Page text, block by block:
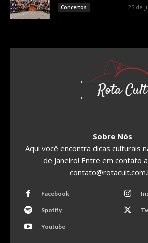
Concertos - 25 de
Sobre Nós
Aqui você encontra dicas culturais
de Janeiro! Entre em contato
Facebook
Spotify
Youtube